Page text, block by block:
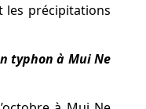
les précipitations
typhon à Mui Ne